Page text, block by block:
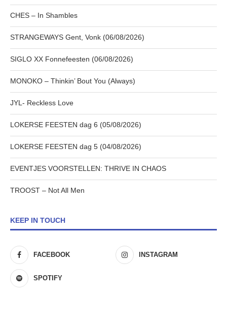
CHES – In Shambles
STRANGEWAYS Gent, Vonk (06/08/2026)
SIGLO XX Fonnefeesten (06/08/2026)
MONOKO – Thinkin’ Bout You (Always)
JYL- Reckless Love
LOKERSE FEESTEN dag 6 (05/08/2026)
LOKERSE FEESTEN dag 5 (04/08/2026)
EVENTJES VOORSTELLEN: THRIVE IN CHAOS
TROOST – Not All Men
KEEP IN TOUCH
FACEBOOK INSTAGRAM
SPOTIFY